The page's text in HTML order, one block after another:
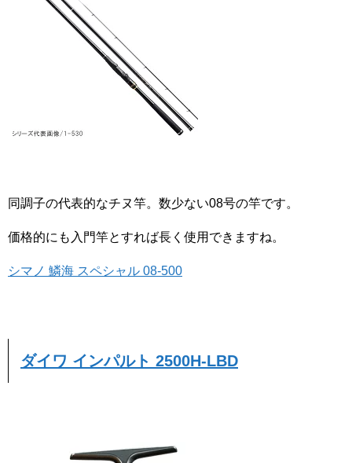
同調子の代表的なチヌ竿。数少ない08号の竿です。
価格的にも入門竿とすれば長く使用できますね。
シマノ 鱗海 スペシャル 08-500
ダイワ インパルト 2500H-LBD